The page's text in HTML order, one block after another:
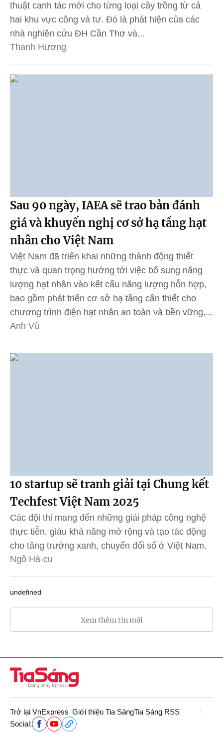
thuật canh tác mới cho từng loại cây trồng từ cả
hai khu vực công và tư. Đó là phát hiện của các
nhà nghiên cứu ĐH Cần Thơ và...
Thanh Hương
Sau 90 ngày, IAEA sẽ trao bản đánh
giá và khuyến nghị cơ sở hạ tầng hạt
nhân cho Việt Nam
Việt Nam đã triển khai những thành động thiết
thực và quan trọng hướng tới việc bổ sung năng
lượng hạt nhân vào kết cấu năng lượng hỗn hợp,
bao gồm phát triển cơ sở hạ tầng cần thiết cho
chương trình điện hạt nhân an toàn và bền vững,...
Anh Vũ
10 startup sẽ tranh giải tại Chung kết
Techfest Việt Nam 2025
Các đội thi mang đến những giải pháp công nghệ
thực tiễn, giàu khả năng mở rộng và tạo tác động
cho tăng trưởng xanh, chuyển đổi số ở Việt Nam.
Ngô Hà-cu
undefined
Xem thêm tin mới
Trở lại VnExpress Giới thiệu Tia SángTia Sáng RSS
Social: